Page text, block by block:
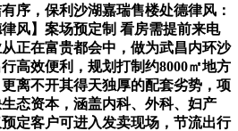
，保利沙湖嘉瑞售楼处德律风：
律风】案场预定制 看房需提前来电
正在富贵都会中，做为武昌内环沙
高效便利，规划打制约8000㎡地方
离不开其得天独厚的配套劣势，项
态资本，涵盖内科、外科、妇产
定客户可进入发卖现场，节流出行